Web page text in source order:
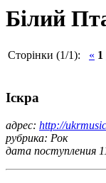
Білий
Сторінки (1/1): « 1
Іскра
адрес: http://
рубрика: Рок
дата поступления